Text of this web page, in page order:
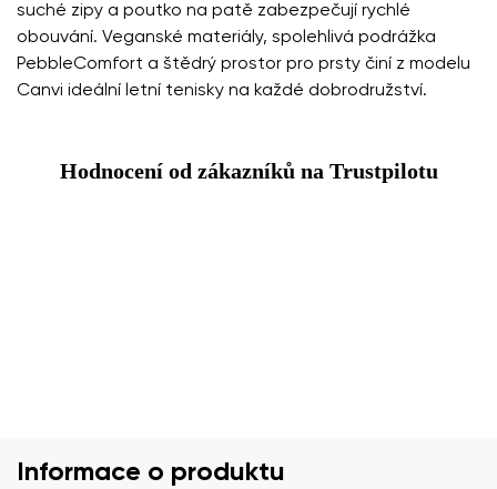
suché zipy a poutko na patě zabezpečují rychlé
obouvání. Veganské materiály, spolehlivá podrážka
PebbleComfort a štědrý prostor pro prsty činí z modelu
Canvi ideální letní tenisky na každé dobrodružství.
Hodnocení od zákazníků na Trustpilotu
Informace o produktu